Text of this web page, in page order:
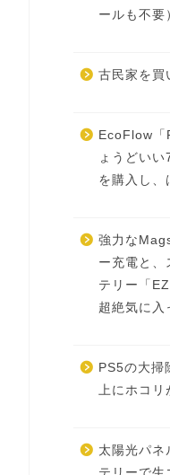
ールも不要
古民家を買
EcoFlow「
ょうどい
を購入し、
強力な
ー充電と、
テリー「
超絶気に入
PS5の大掃
上にホコ
太陽光パネ